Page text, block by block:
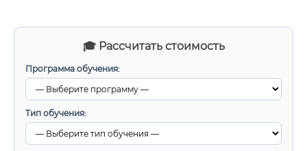
🎓 Рассчитать стоимость
Программа обучения:
Тип обучения: